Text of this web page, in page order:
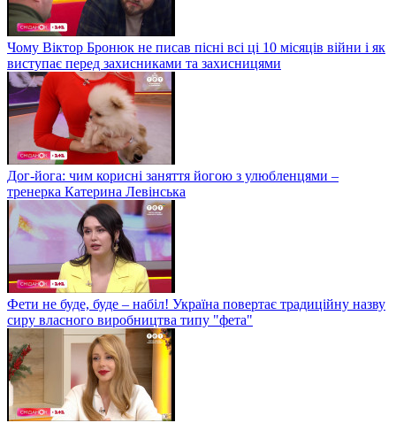
Чому Віктор Бронюк не писав пісні всі ці 10 місяців війни і як
виступає перед захисниками та захисницями
Дог-йога: чим корисні заняття йогою з улюбленцями –
тренерка Катерина Левінська
Фети не буде, буде – набіл! Україна повертає традиційну назву
сиру власного виробництва типу "фета"